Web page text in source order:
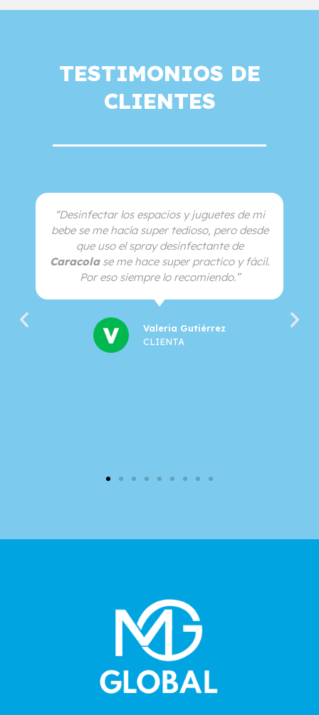
TESTIMONIOS DE
CLIENTES
“Desinfectar los espacios y juguetes de mi
bebe se me hacía super tedioso, pero desde
que uso el spray desinfectante de
Caracolase me hace super practico y fácil.
Por eso siempre lo recomiendo.”
Valeria Gutiérrez
CLIENTA